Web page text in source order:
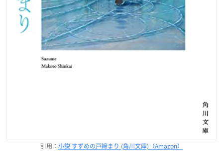
引用： 小説 すずめの戸締まり (角川文庫)（Amazon）